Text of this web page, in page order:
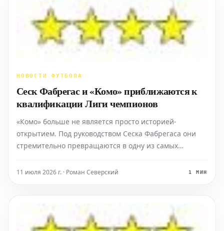
НОВОСТИ ФУТБОЛА
Сеск Фабрегас и «Комо» приближаются к
квалификации Лиги чемпионов
«Комо» больше не является просто историей-
открытием. Под руководством Сеска Фабрегаса они
стремительно превращаются в одну из самых
недавняя победа со счетом 5:0 над «Пизой» лишь
11 июля 2026 г. · Роман Северский 1 МИН